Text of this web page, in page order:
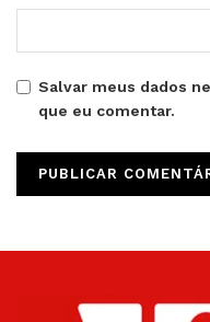
Salvar meus dados
que eu comentar.